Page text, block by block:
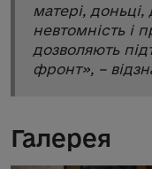
матері,
невтомність і
дозволяють
фронт», –
Галерея